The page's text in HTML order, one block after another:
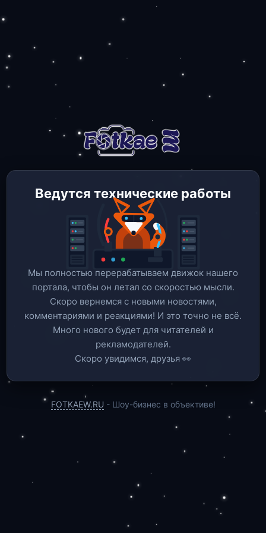
Ведутся технические работы
Мы полностью перерабатываем движок нашего
портала, чтобы он летал со скоростью мысли.
Скоро вернемся c новыми новостями,
комментариями и реакциями! И это точно не всё.
Много нового будет для читателей и
рекламодателей.
Скоро увидимся, друзья 👀
FOTKAEW.RU - Шоу-бизнес в объективе!